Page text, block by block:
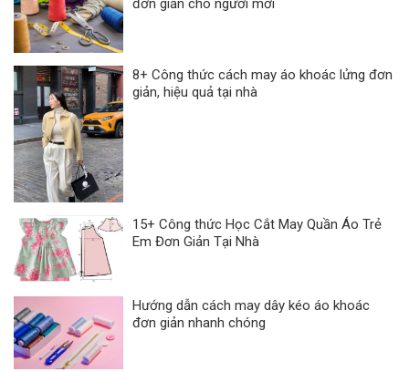
đơn giản cho người mới
8+ Công thức cách may áo khoác lửng đơn
giản, hiệu quả tại nhà
15+ Công thức Học Cắt May Quần Áo Trẻ
Em Đơn Giản Tại Nhà
Hướng dẫn cách may dây kéo áo khoác
đơn giản nhanh chóng